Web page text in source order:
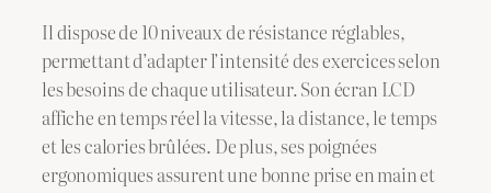
Il dispose de 10 niveaux de résistance réglables,
permettant d’adapter l’intensité des exercices selon
les besoins de chaque utilisateur. Son écran LCD
affiche en temps réel la vitesse, la distance, le temps
et les calories brûlées. De plus, ses poignées
ergonomiques assurent une bonne prise en main et